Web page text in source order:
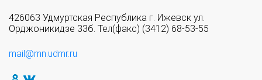
426063 Удмуртская Республика г. Ижевск ул.
Орджоникидзе 33б. Тел(факс) (3412) 68-53-55
mail@mn.udmr.ru